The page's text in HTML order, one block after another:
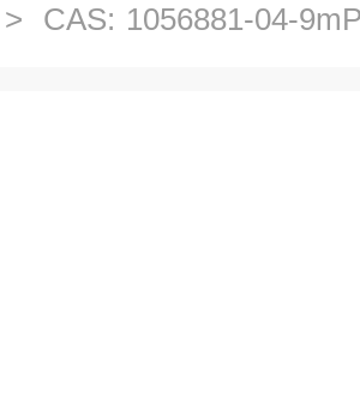
> CAS: 1056881-04-